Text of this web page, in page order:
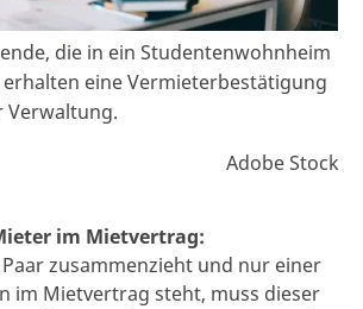
die in ein Studentenwohnheim
erhalten eine Vermieterbestätigung
Verwaltung.
Adobe Stock
im Mietvertrag:
zusammenzieht und nur einer
im Mietvertrag steht, muss dieser